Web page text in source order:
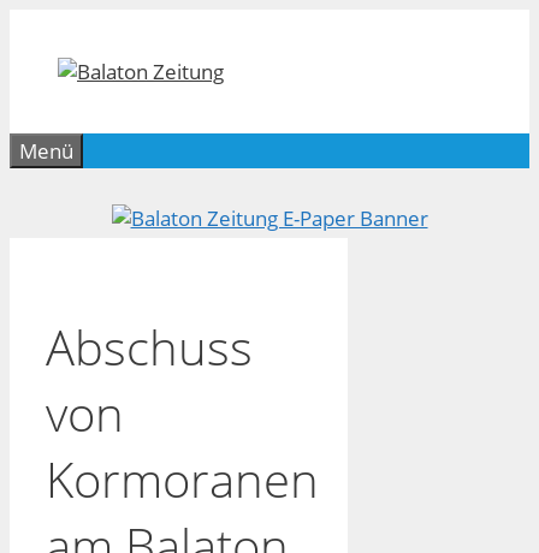
springen
Menü
Abschuss
von
Kormoranen